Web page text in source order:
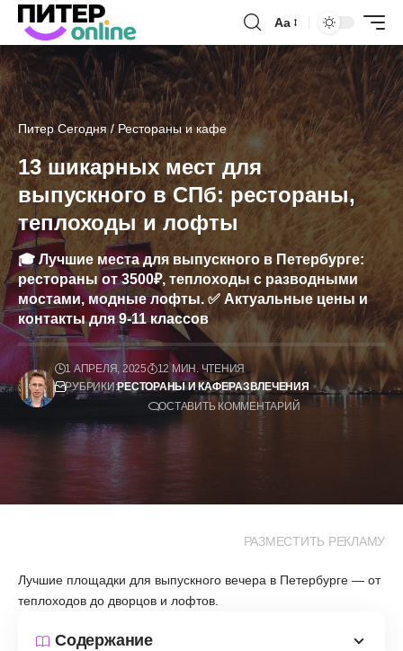
Аа
Питер Сегодня/Рестораны и кафе
13 шикарных мест для
выпускного в СПб: рестораны,
теплоходы и лофты
🎓 Лучшие места для выпускного в Петербурге:
рестораны от 3500₽, теплоходы с разводными
мостами, модные лофты. ✅ Актуальные цены и
контакты для 9-11 классов
1 АПРЕЛЯ, 2025
12 МИН. ЧТЕНИЯ
РУБРИКИ:РЕСТОРАНЫ И КАФЕРАЗВЛЕЧЕНИЯ
ОСТАВИТЬ КОММЕНТАРИЙ
РАЗМЕСТИТЬ РЕКЛАМУ
Лучшие площадки для выпускного вечера в Петербурге — от
теплоходов до дворцов и лофтов.
Содержание